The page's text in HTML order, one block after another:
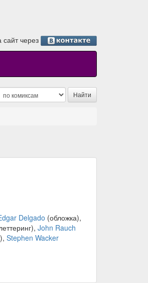
сайт через
Delgado (обложка),
John Rauch
Stephen Wacker